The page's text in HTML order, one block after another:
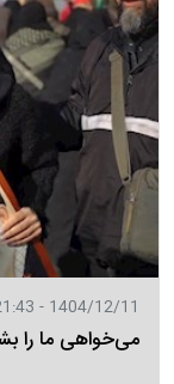
1404/12/11 - 21:43
می‌خواهی ما را